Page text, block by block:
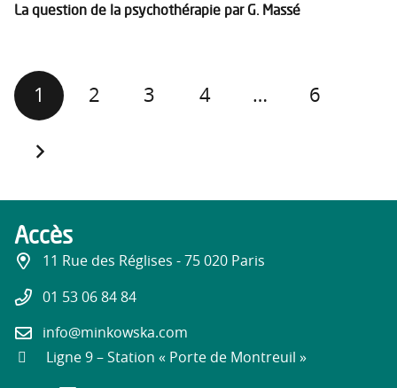
La question de la psychothérapie par G. Massé
1 2 3 4 … 6
Accès
11 Rue des Réglises - 75 020 Paris
01 53 06 84 84
info@minkowska.com
Ligne 9 – Station « Porte de Montreuil »